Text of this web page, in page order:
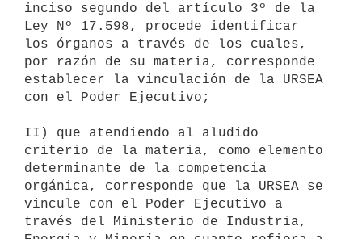
inciso segundo del artículo 3º de la
Ley Nº 17.598, procede identificar
los órganos a través de los cuales,
por razón de su materia, corresponde
establecer la vinculación de la URSEA
con el Poder Ejecutivo;
II) que atendiendo al aludido
criterio de la materia, como elemento
determinante de la competencia
orgánica, corresponde que la URSEA se
vincule con el Poder Ejecutivo a
través del Ministerio de Industria,